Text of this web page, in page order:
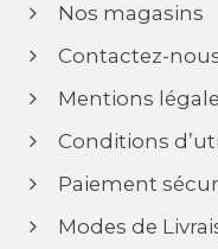
Nos magasins
Contactez-
Mentions
Conditions
Paiement
Modes de